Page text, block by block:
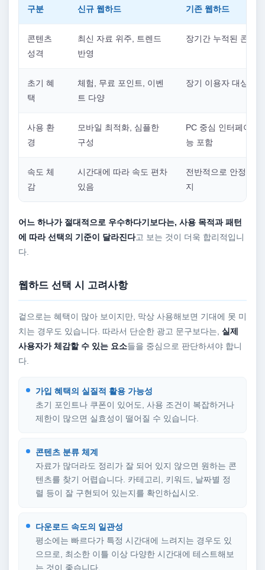
구분 신규 웹하드 기존 웹하드
콘텐츠
성격
최신 자료 위주, 트렌드
반영
장기간 누적된 콘텐
초기 혜
택
체험, 무료 포인트, 이벤
트 다양
장기 이용자 대상 혜
사용 환
경
모바일 최적화, 심플한
구성
PC 중심 인터페이스,
능 포함
속도 체
감
시간대에 따라 속도 편차
있음
전반적으로 안정적인
지
어느 하나가 절대적으로 우수하다기보다는, 사용 목적과 패턴
에 따라 선택의 기준이 달라진다고 보는 것이 더욱 합리적입니
다.
웹하드 선택 시 고려사항
겉으로는 혜택이 많아 보이지만, 막상 사용해보면 기대에 못 미
치는 경우도 있습니다. 따라서 단순한 광고 문구보다는, 실제
사용자가 체감할 수 있는 요소들을 중심으로 판단하셔야 합니
다.
가입 혜택의 실질적 활용 가능성
초기 포인트나 쿠폰이 있어도, 사용 조건이 복잡하거나
제한이 많으면 실효성이 떨어질 수 있습니다.
콘텐츠 분류 체계
자료가 많더라도 정리가 잘 되어 있지 않으면 원하는 콘
텐츠를 찾기 어렵습니다. 카테고리, 키워드, 날짜별 정
렬 등이 잘 구현되어 있는지를 확인하십시오.
다운로드 속도의 일관성
평소에는 빠르다가 특정 시간대에 느려지는 경우도 있
으므로, 최소한 이틀 이상 다양한 시간대에 테스트해보
는 것이 좋습니다.